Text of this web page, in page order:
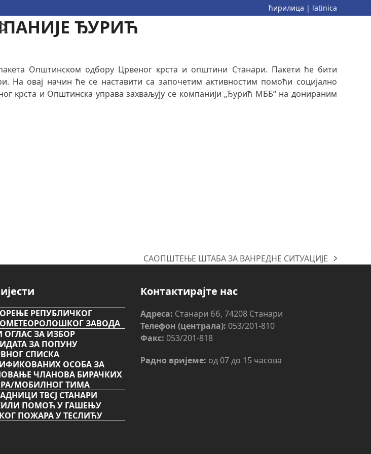
ћирилица | latinica
ЂУРИЋ
Општинском одбору Црвеног крста и општини Станари. Пакети ће бити
На овај начин ће се наставити са започетим активностим помоћи социјално
и Општинска управа захваљују се компанији „Ђурић МББ“ на донираним
next
САОПШТЕЊЕ ШТАБА ЗА ВАНРЕДНЕ СИТУАЦИЈЕ
РЕПУБЛИЧКОГ
ЗАВОДА
ОГЛАС ЗА ИЗБОР
ЗА ПОПУНУ
СПИСКА
ОСОБА ЗА
ЧЛАНОВА БИРАЧКИХ
МОБИЛНОГ ТИМА
ТВСЈ СТАНАРИ
ПОМОЋ У ГАШЕЊУ
ПОЖАРА У ТЕСЛИЋУ
Контактирајте нас
Адреса: Станари бб, 74208 Станари
Телефон (централа): 053/201-810
Факс: 053/201-818
Радно вријеме: од 07 до 15 часова